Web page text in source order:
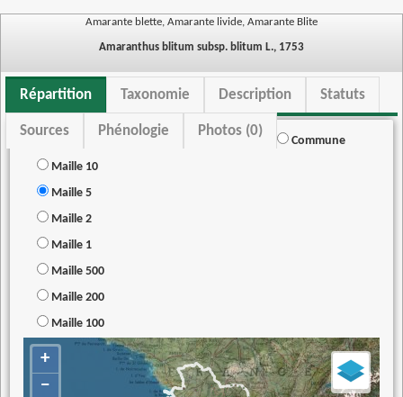
Amarante blette, Amarante livide, Amarante Blite
Amaranthus blitum subsp. blitum L., 1753
Répartition Taxonomie Description Statuts
Sources Phénologie Photos (0)
Commune
Maille 10
Maille 5
Maille 2
Maille 1
Maille 500
Maille 200
Maille 100
+
−